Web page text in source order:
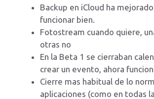
Backup en iCloud ha
funcionar bien.
Fotostream cuando quiere,
otras no
En la Beta 1 se cierraban
crear un evento, ahora
Cierre mas habitual de lo
aplicaciones (como en todas